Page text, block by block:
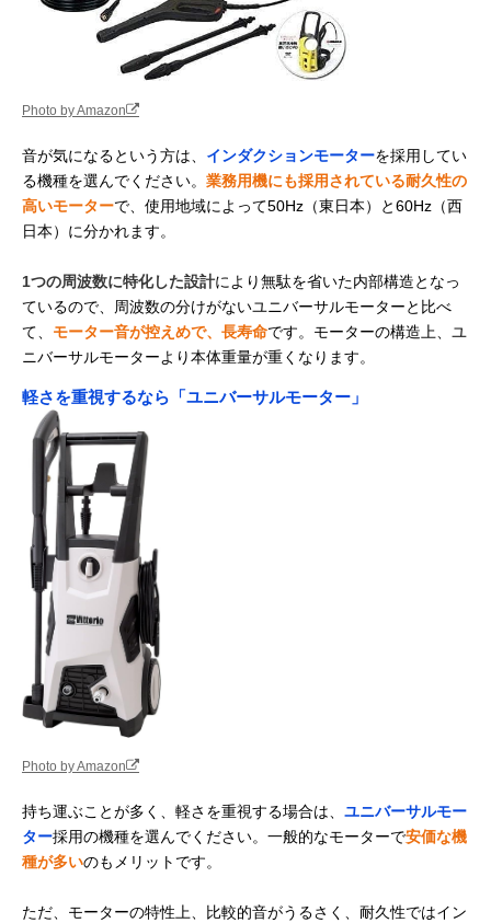
Photo by Amazon
音が気になるという方は、 インダクションモーターを採用してい
る機種を選んでください。 業務用機にも採用されている耐久性の
高いモーターで、使用地域によって50Hz（東日本）と60Hz（西
日本）に分かれます。
1つの周波数に特化した設計により無駄を省いた内部構造となっ
ているので、周波数の分けがないユニバーサルモーターと比べ
て、 モーター音が控えめで、長寿命です。モーターの構造上、ユ
ニバーサルモーターより本体重量が重くなります。
軽さを重視するなら「ユニバーサルモーター」
Photo by Amazon
持ち運ぶことが多く、軽さを重視する場合は、 ユニバーサルモー
ター採用の機種を選んでください。一般的なモーターで安価な機
種が多いのもメリットです。
ただ、モーターの特性上、比較的音がうるさく、耐久性ではイン